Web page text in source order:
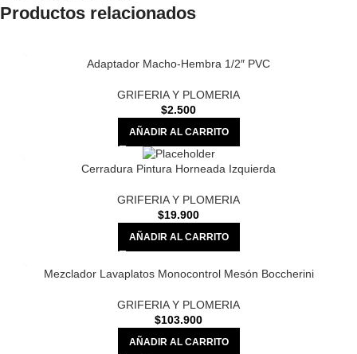
Productos relacionados
Adaptador Macho-Hembra 1/2″ PVC
GRIFERIA Y PLOMERIA
$2.500
AÑADIR AL CARRITO
Cerradura Pintura Horneada Izquierda
GRIFERIA Y PLOMERIA
$19.900
AÑADIR AL CARRITO
Mezclador Lavaplatos Monocontrol Mesón Boccherini
GRIFERIA Y PLOMERIA
$103.900
AÑADIR AL CARRITO